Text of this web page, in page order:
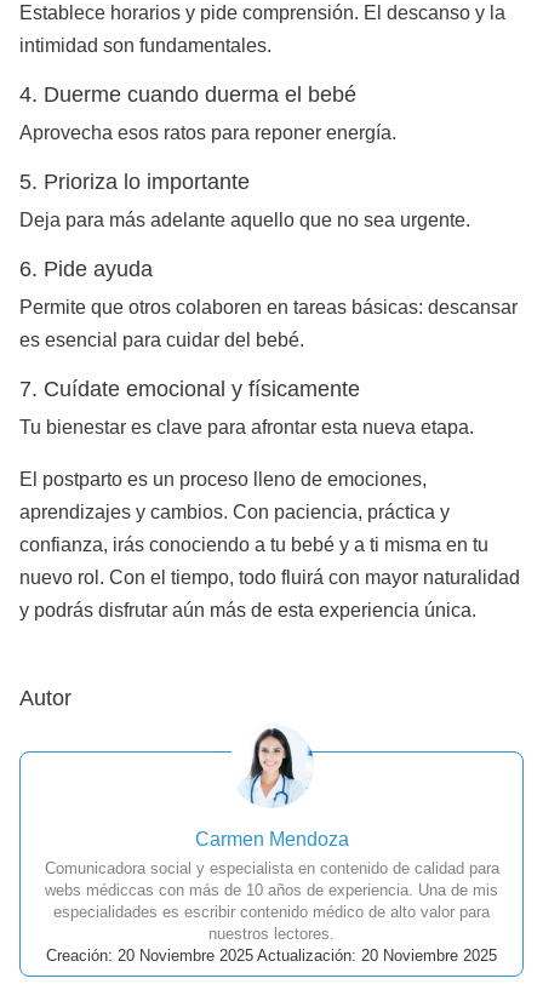
Establece horarios y pide comprensión. El descanso y la
intimidad son fundamentales.
4. Duerme cuando duerma el bebé
Aprovecha esos ratos para reponer energía.
5. Prioriza lo importante
Deja para más adelante aquello que no sea urgente.
6. Pide ayuda
Permite que otros colaboren en tareas básicas: descansar
es esencial para cuidar del bebé.
7. Cuídate emocional y físicamente
Tu bienestar es clave para afrontar esta nueva etapa.
El postparto es un proceso lleno de emociones,
aprendizajes y cambios. Con paciencia, práctica y
confianza, irás conociendo a tu bebé y a ti misma en tu
nuevo rol. Con el tiempo, todo fluirá con mayor naturalidad
y podrás disfrutar aún más de esta experiencia única.
Autor
Carmen Mendoza
Comunicadora social y especialista en contenido de calidad para
webs médiccas con más de 10 años de experiencia. Una de mis
especialidades es escribir contenido médico de alto valor para
nuestros lectores.
Creación: 20 Noviembre 2025 Actualización: 20 Noviembre 2025